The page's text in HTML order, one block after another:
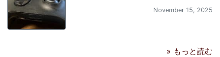
November 15, 2025
» もっと読む